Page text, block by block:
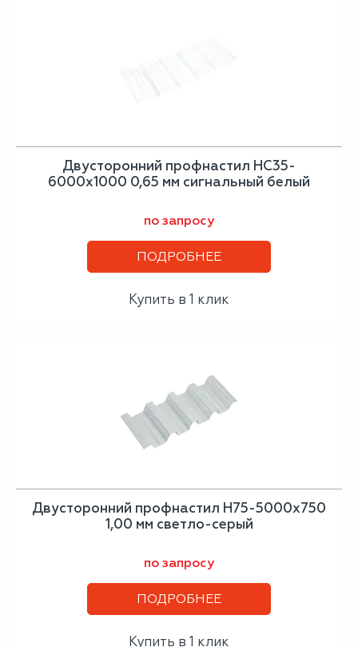
Двусторонний профнастил НС35-
6000х1000 0,65 мм сигнальный белый
по запросу
ПОДРОБНЕЕ
Купить в 1 клик
Двусторонний профнастил Н75-5000х750
1,00 мм светло-серый
по запросу
ПОДРОБНЕЕ
Купить в 1 клик